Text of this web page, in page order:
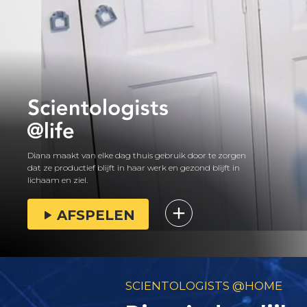
Diana maakt van elke dag thuis gebruik door te zorgen
dat ze productief blijft in haar werk en gezond blijft in
lichaam en ziel.
AFSPELEN
SCIENTOLOGISTS @HOME